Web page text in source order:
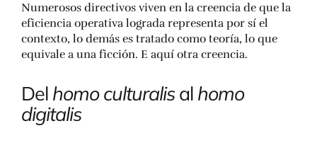
Numerosos directivos viven en la creencia de que la
eficiencia operativa lograda representa por sí el
contexto, lo demás es tratado como teoría, lo que
equivale a una ficción. E aquí otra creencia.
Del homo culturalisal homo
digitalis